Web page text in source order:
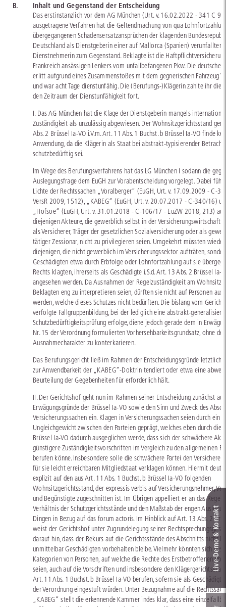
B. Inhalt und Gegenstand der Entscheidung
Das erstinstanzlich vor dem AG München (Urt. v. 16.02.2022 - 341 C
ausgetragene Verfahren hat die Geltendmachung von qua
übergegangenen Schadensersatzansprüchen der klagenden
Deutschland als Dienstgeberin einer auf Mallorca (Spanien) verunfallten
Dienstnehmerin zum Gegenstand. Beklagte ist die
Frankreich ansässigen Lenkers vom unfallbefangenen Pkw. Die deutsche
erlitt aufgrund eines Zusammenstoßes mit dem gegnerischen Fahrzeug
und war acht Tage dienstunfähig. Die (Berufungs-)Klägerin zahlte ihr die
den Zeitraum der Dienstunfähigkeit fort.
I. Das AG München hat die Klage der Dienstgeberin mangels
Zuständigkeit als unzulässig abgewiesen. Der Wohnsitzgerichtsstand
Abs. 2 Brüssel Ia-VO i.V.m. Art. 11 Abs. 1 Buchst. b Brüssel Ia-VO finde
Anwendung, da die Klägerin als Staat bei abstrakt-typisierender
schutzbedürftig sei.
Im Wege des Berufungsverfahrens hat das LG München I sodann die
Auslegungsfrage dem EuGH zur Vorabentscheidung vorgelegt. Dabei
Lichte der Rechtssachen „Voralberger“ (EuGH, Urt. v. 17.09.2009 - C-
VersR 2009, 1512), „KABEG“ (EuGH, Urt. v. 20.07.2017 - C-340/16)
„Hofsoe“ (EuGH, Urt. v. 31.01.2018 - C-106/17 - EuZW 2018, 213)
diejenigen Akteure, die gewerblich selbst in der Versicherungswirtschaft
als Versicherer, Träger der gesetzlichen Sozialversicherung oder als
tätiger Zessionar, nicht zu privilegieren seien. Umgekehrt müssten
diejenigen, die nicht gewerblich im Versicherungssektor aufträten,
Geschädigten etwa durch Erbfolge oder Lohnfortzahlung auf sie
Rechts klagten, ihrerseits als Geschädigte i.S.d. Art. 13 Abs. 2 Brüssel Ia-
angesehen werden. Da Ausnahmen der Regelzuständigkeit am Wohnsitz
Beklagten eng zu interpretieren seien, dürften sie nicht auf Personen
werden, welche dieses Schutzes nicht bedürften. Die bislang vom
verfolgte Fallgruppenbildung, bei der lediglich eine abstrakt-
Schutzbedürftigkeitsprüfung erfolge, diene jedoch gerade dem in
Nr. 15 der Verordnung formulierten Vorhersehbarkeitsgrundsatz, ohne den
Ausnahmecharakter zu konterkarieren.
Das Berufungsgericht ließ im Rahmen der Entscheidungsgründe letztlich
zur Anwendbarkeit der „KABEG“-Doktrin tendiert oder etwa eine
Beurteilung der Gegebenheiten für erforderlich hält.
II. Der Gerichtshof geht nun im Rahmen seiner Entscheidung zunächst
Erwägungsgründe der Brüssel Ia-VO sowie den Sinn und Zweck des
Versicherungssachen ein. Klagen in Versicherungssachen seien durch ein
Ungleichgewicht zwischen den Parteien geprägt, welches eben durch die
Brüssel Ia-VO dadurch ausgeglichen werde, dass sich der schwächere
günstigere Zuständigkeitsvorschriften im Vergleich zu den allgemeinen
berufen könne. Insbesondere solle die schwächere Partei den Versicherer
für sie leicht erreichbaren Mitgliedstaat verklagen können. Hiermit
explizit auf den aus Art. 11 Abs. 1 Buchst. b Brüssel Ia-VO folgenden
Wohnsitzgerichtsstand, der expressis verbis auf Versicherungsnehmer,
und Begünstigte zugeschnitten ist. Im Übrigen appelliert er an das
Verhältnis der Schutzgerichtsstände und den Maßstab der engen
Dingen in Bezug auf das forum actoris. Im Hinblick auf Art. 13 Abs. 2
weist der Gerichtshof unter Zugrundelegung seiner
darauf hin, dass der Rekurs auf die Gerichtsstände des Abschnitts nicht
unmittelbar Geschädigten vorbehalten bleibe. Vielmehr könnten sich
Kategorien von Personen, auf welche die Rechte des Erstbetroffenen
seien, auch auf die Vorschriften und insbesondere den
Art. 11 Abs. 1 Buchst. b Brüssel Ia-VO berufen, sofern sie als
der Verordnung eingestuft würden. Unter Bezugnahme auf die
„KABEG“ stellt die erkennende Kammer indes klar, dass eine
Live‑Demo & Kontakt